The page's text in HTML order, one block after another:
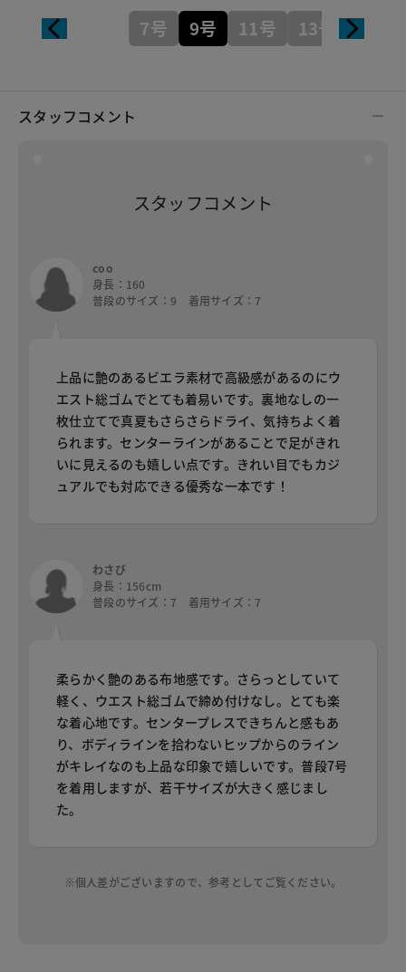
7号 9号 11号 13号
スタッフコメント
スタッフコメント
coo
身長：160
普段のサイズ：9 着用サイズ：7
上品に艶のあるビエラ素材で高級感があるのにウ
エスト総ゴムでとても着易いです。裏地なしの一
枚仕立てで真夏もさらさらドライ、気持ちよく着
られます。センターラインがあることで足がきれ
いに見えるのも嬉しい点です。きれい目でもカジ
ュアルでも対応できる優秀な一本です！
わさび
身長：156cm
普段のサイズ：7 着用サイズ：7
柔らかく艶のある布地感です。さらっとしていて
軽く、ウエスト総ゴムで締め付けなし。とても楽
な着心地です。センタープレスできちんと感もあ
り、ボディラインを拾わないヒップからのライン
がキレイなのも上品な印象で嬉しいです。普段7号
を着用しますが、若干サイズが大きく感じまし
た。
※個人差がございますので、参考としてご覧ください。